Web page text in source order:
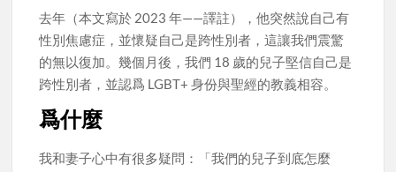
去年（本文寫於 2023 年——譯註），他突然說自己有
性別焦慮症，並懷疑自己是跨性別者，這讓我們震驚
的無以復加。幾個月後，我們 18 歲的兒子堅信自己是
跨性別者，並認爲 LGBT+ 身份與聖經的教義相容。
爲什麼
我和妻子心中有很多疑問：「我們的兒子到底怎麼